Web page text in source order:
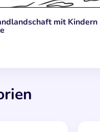
mit Kindern